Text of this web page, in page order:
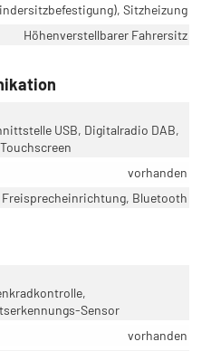
Sitzheizung
Höhenverstellbarer Fahrersitz
USB, Digitalradio DAB,
vorhanden
Freisprecheinrichtung, Bluetooth
Sensor
vorhanden